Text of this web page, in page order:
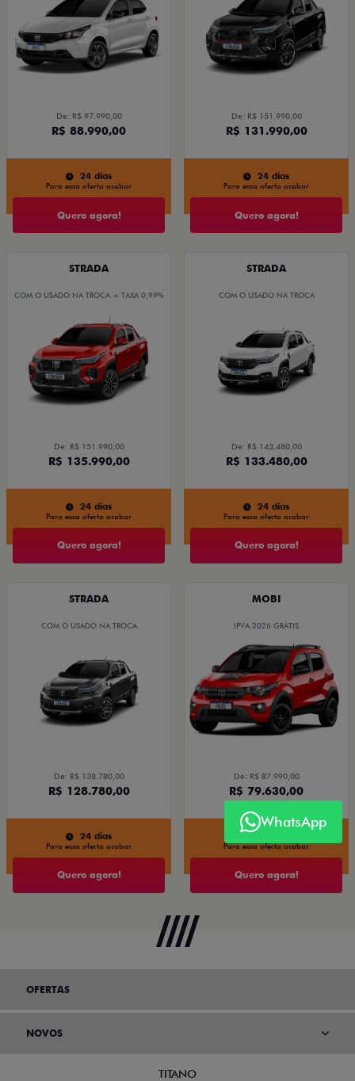
De: R$ 97.990,00
R$ 88.990,00
24 dias
Para essa oferta acabar
Quero agora!
De: R$ 151.990,00
R$ 131.990,00
24 dias
Para essa oferta acabar
Quero agora!
STRADA
COM O USADO NA TROCA + TAXA 0,99%
De: R$ 151.990,00
R$ 135.990,00
24 dias
Para essa oferta acabar
Quero agora!
STRADA
COM O USADO NA TROCA
De: R$ 143.480,00
R$ 133.480,00
24 dias
Para essa oferta acabar
Quero agora!
STRADA
COM O USADO NA TROCA
De: R$ 138.780,00
R$ 128.780,00
24 dias
Para essa oferta acabar
Quero agora!
MOBI
IPVA 2026 GRÁTIS
De: R$ 87.990,00
R$ 79.630,00
Para essa oferta acabar
Quero agora!
WhatsApp
OFERTAS
NOVOS
TITANO